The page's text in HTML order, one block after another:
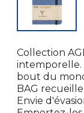
Collection
intemporelle.
bout du
BAG
Envie